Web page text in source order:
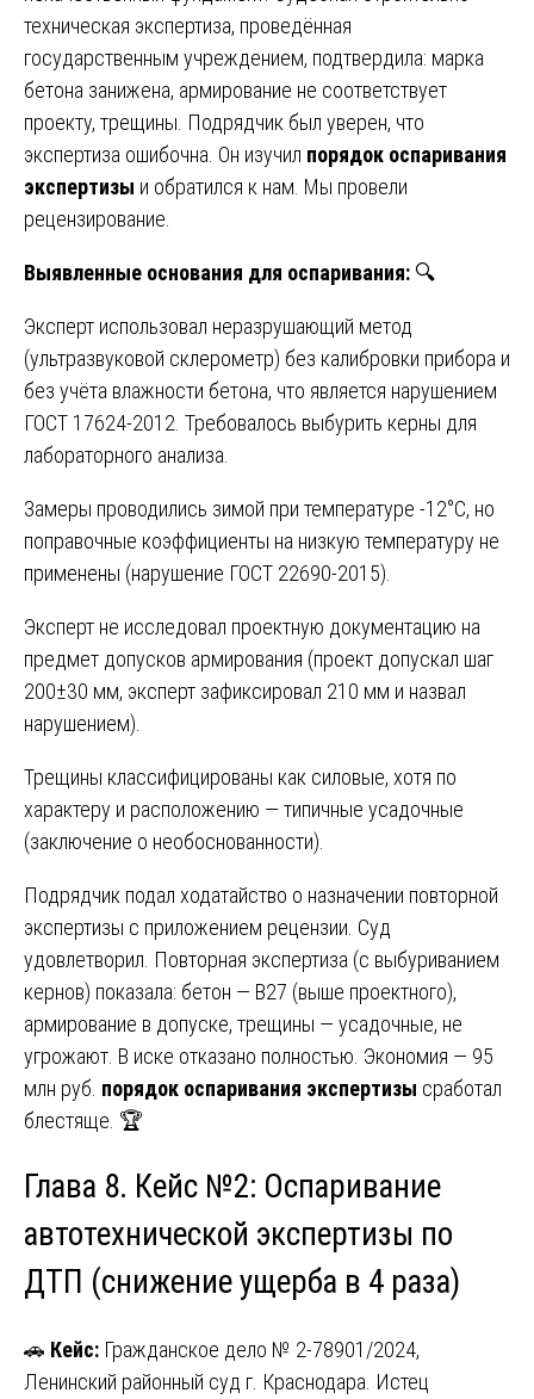
техническая экспертиза, проведённая
государственным учреждением, подтвердила: марка
бетона занижена, армирование не соответствует
проекту, трещины. Подрядчик был уверен, что
экспертиза ошибочна. Он изучил порядок оспаривания
экспертизы и обратился к нам. Мы провели
рецензирование.
Выявленные основания для оспаривания: 🔍
Эксперт использовал неразрушающий метод
(ультразвуковой склерометр) без калибровки прибора и
без учёта влажности бетона, что является нарушением
ГОСТ 17624-2012. Требовалось выбурить керны для
лабораторного анализа.
Замеры проводились зимой при температуре -12°C, но
поправочные коэффициенты на низкую температуру не
применены (нарушение ГОСТ 22690-2015).
Эксперт не исследовал проектную документацию на
предмет допусков армирования (проект допускал шаг
200±30 мм, эксперт зафиксировал 210 мм и назвал
нарушением).
Трещины классифицированы как силовые, хотя по
характеру и расположению — типичные усадочные
(заключение о необоснованности).
Подрядчик подал ходатайство о назначении повторной
экспертизы с приложением рецензии. Суд
удовлетворил. Повторная экспертиза (с выбуриванием
кернов) показала: бетон — B27 (выше проектного),
армирование в допуске, трещины — усадочные, не
угрожают. В иске отказано полностью. Экономия — 95
млн руб. порядок оспаривания экспертизы сработал
блестяще. 🏆
Глава 8. Кейс №2: Оспаривание
автотехнической экспертизы по
ДТП (снижение ущерба в 4 раза)
🚗 Кейс: Гражданское дело № 2-78901/2024,
Ленинский районный суд г. Краснодара. Истец